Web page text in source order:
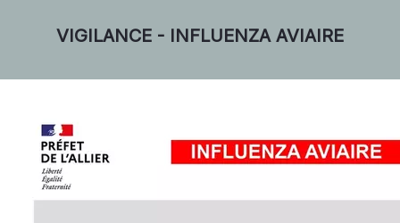
VIGILANCE - INFLUENZA AVIAIRE